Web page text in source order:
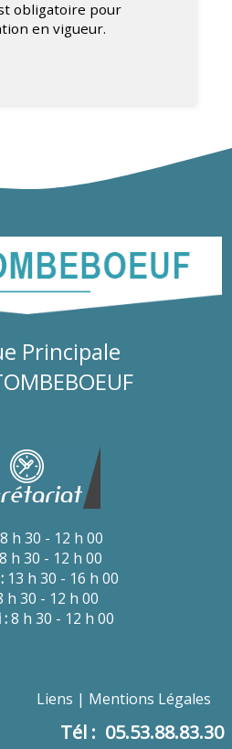
obligatoire pour
en vigueur.
Principale
h 30 - 12 h 00
h 30 - 12 h 00
13 h 30 - 16 h 00
h 30 - 12 h 00
:8 h 30 - 12 h 00
Liens Mentions Légales
Tél : 05.53.88.83.30